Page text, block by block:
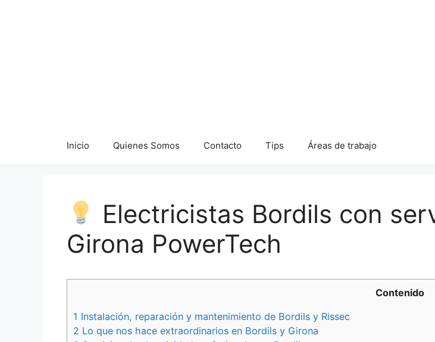
Inicio Quienes Somos Contacto Tips Áreas de trabajo
Electricistas Bordils con
Girona PowerTech
Contenido
1 Instalación, reparación y mantenimiento de Bordils y Rissec
2 Lo que nos hace extraordinarios en Bordils y Girona